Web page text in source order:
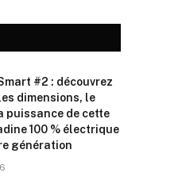
#2 : découvrez
dimensions, le
puissance de cette
100 % électrique
génération